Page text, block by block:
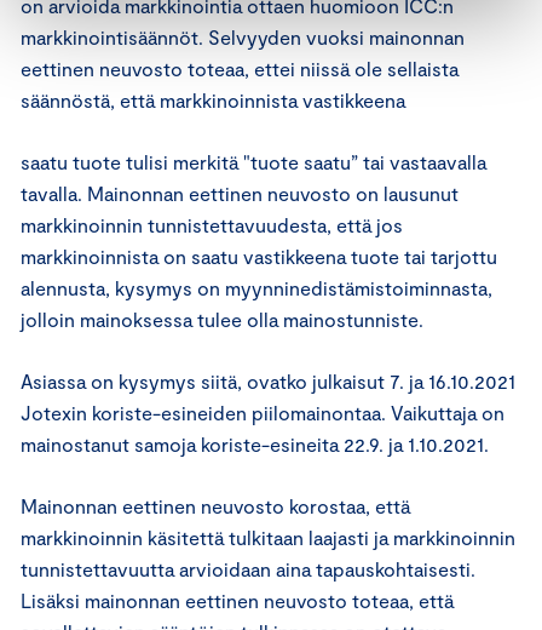
on arvioida markkinointia ottaen huomioon ICC:n
markkinointisäännöt. Selvyyden vuoksi mainonnan
eettinen neuvosto toteaa, ettei niissä ole sellaista
säännöstä, että markkinoinnista vastikkeena
saatu tuote tulisi merkitä "tuote saatu” tai vastaavalla
tavalla. Mainonnan eettinen neuvosto on lausunut
markkinoinnin tunnistettavuudesta, että jos
markkinoinnista on saatu vastikkeena tuote tai tarjottu
alennusta, kysymys on myynninedistämistoiminnasta,
jolloin mainoksessa tulee olla mainostunniste.
Asiassa on kysymys siitä, ovatko julkaisut 7. ja 16.10.2021
Jotexin koriste-esineiden piilomainontaa. Vaikuttaja on
mainostanut samoja koriste-esineita 22.9. ja 1.10.2021.
Mainonnan eettinen neuvosto korostaa, että
markkinoinnin käsitettä tulkitaan laajasti ja markkinoinnin
tunnistettavuutta arvioidaan aina tapauskohtaisesti.
Lisäksi mainonnan eettinen neuvosto toteaa, että